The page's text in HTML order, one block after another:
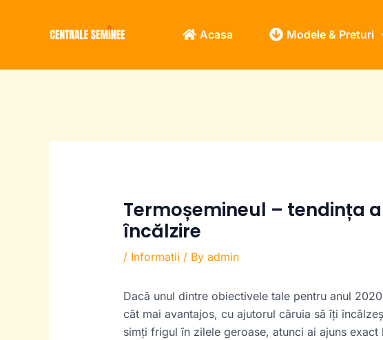
Acasa Modele & Preturi
Termoșemineul – tendința
încălzire
/ Informatii / By admin
Dacă unul dintre obiectivele tale pentru anul
cât mai avantajos, cu ajutorul căruia să îți
simți frigul în zilele geroase, atunci ai ajuns